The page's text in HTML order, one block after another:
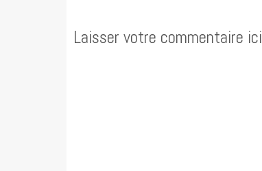
Laisser votre commentaire ici